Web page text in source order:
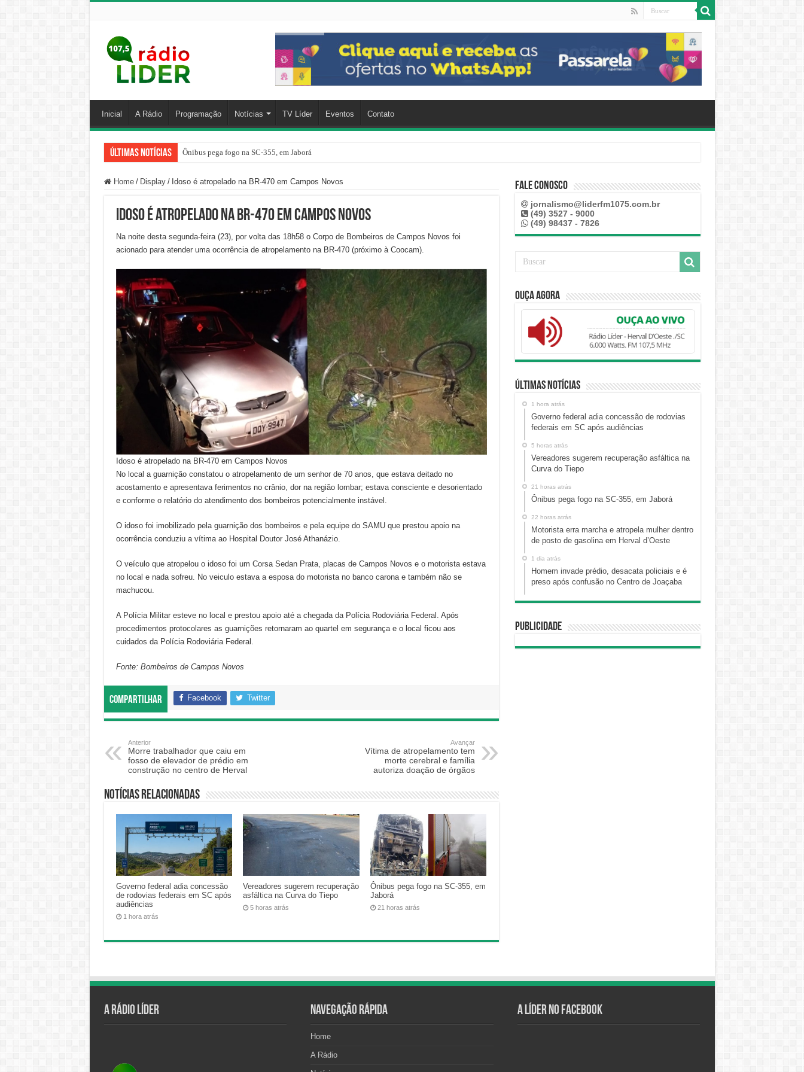
Inicial A Rádio Programação Notícias TV Líder Eventos Contato
Últimas Notícias Ônibus pega fogo na SC-355, em Jaborá
Home / Display / Idoso é atropelado na BR-470 em Campos Novos
Idoso é atropelado na BR-470 em Campos Novos
Na noite desta segunda-feira (23), por volta das 18h58 o Corpo de Bombeiros de Campos Novos foi
acionado para atender uma ocorrência de atropelamento na BR-470 (próximo à Coocam).
Idoso é atropelado na BR-470 em Campos Novos
No local a guarnição constatou o atropelamento de um senhor de 70 anos, que estava deitado no
acostamento e apresentava ferimentos no crânio, dor na região lombar; estava consciente e desorientado
e conforme o relatório do atendimento dos bombeiros potencialmente instável.
O idoso foi imobilizado pela guarnição dos bombeiros e pela equipe do SAMU que prestou apoio na
ocorrência conduziu a vítima ao Hospital Doutor José Athanázio.
O veículo que atropelou o idoso foi um Corsa Sedan Prata, placas de Campos Novos e o motorista estava
no local e nada sofreu. No veiculo estava a esposa do motorista no banco carona e também não se
machucou.
A Polícia Militar esteve no local e prestou apoio até a chegada da Polícia Rodoviária Federal. Após
procedimentos protocolares as guarnições retornaram ao quartel em segurança e o local ficou aos
cuidados da Polícia Rodoviária Federal.
Fonte: Bombeiros de Campos Novos
Compartilhar Facebook Twitter
Anterior
Morre trabalhador que caiu em
fosso de elevador de prédio em
construção no centro de Herval
Avançar
Vítima de atropelamento tem
morte cerebral e família
autoriza doação de órgãos
Notícias relacionadas
Governo federal adia concessão
de rodovias federais em SC após
audiências
1 hora atrás
Vereadores sugerem recuperação
asfáltica na Curva do Tiepo
5 horas atrás
Ônibus pega fogo na SC-355, em
Jaborá
21 horas atrás
Fale Conosco
jornalismo@liderfm1075.com.br
(49) 3527 - 9000
(49) 98437 - 7826
Ouça Agora
Últimas Notícias
1 hora atrás
Governo federal adia concessão de rodovias
federais em SC após audiências
5 horas atrás
Vereadores sugerem recuperação asfáltica na
Curva do Tiepo
21 horas atrás
Ônibus pega fogo na SC-355, em Jaborá
22 horas atrás
Motorista erra marcha e atropela mulher dentro
de posto de gasolina em Herval d’Oeste
1 dia atrás
Homem invade prédio, desacata policiais e é
preso após confusão no Centro de Joaçaba
Publicidade
A Rádio Líder Navegação Rápida
Home
A Rádio
A Líder no Facebook